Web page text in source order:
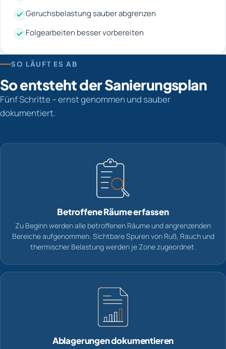
Geruchsbelastung sauber abgrenzen
Folgearbeiten besser vorbereiten
SO LÄUFT ES AB
So entsteht der Sanierungsplan
Fünf Schritte – ernst genommen und sauber
dokumentiert.
Betroffene Räume erfassen
Zu Beginn werden alle betroffenen Räume und angrenzenden
Bereiche aufgenommen. Sichtbare Spuren von Ruß, Rauch und
thermischer Belastung werden je Zone zugeordnet.
Ablagerungen dokumentieren